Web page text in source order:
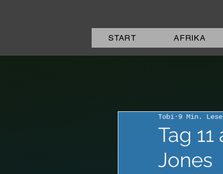
START AFRIKA
Tag
Jones
Tobi 9 Min.